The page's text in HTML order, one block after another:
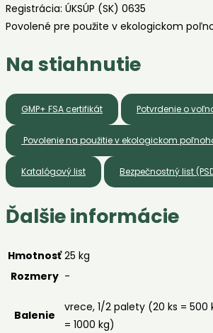
Registrácia: ÚKSÚP (SK) 0635
Povolené pre použite v ekologickom
Na stiahnutie
GMP+ FSA certifikát Potvrdenie o
Povolenie na použitie v ekologickom
Katalógový list Bezpečnostný list
Ďalšie informácie
Hmotnosť 25 kg
Rozmery -
Balenie
vrece, 1/2 palety (20 ks = 500
= 1000 kg)